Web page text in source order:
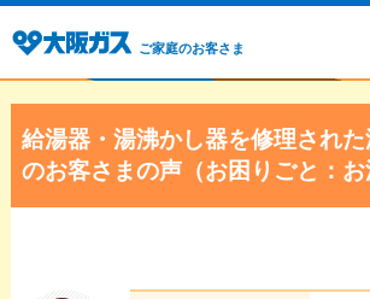
ご家庭のお客さま
給湯器・湯沸かし器を修理され
のお客さまの声（お困りごと：お